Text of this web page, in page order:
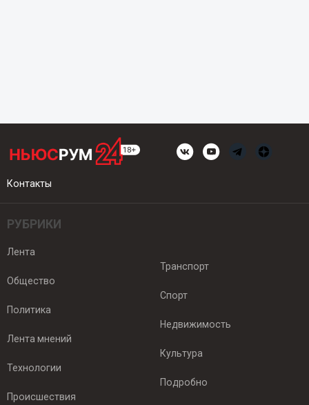
Контакты
РУБРИКИ
Лента
Общество
Политика
Лента мнений
Технологии
Происшествия
Транспорт
Спорт
Недвижимость
Культура
Подробно